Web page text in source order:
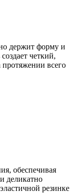
держит форму и
четкий,
всего
обеспечивая
деликатно
резинке